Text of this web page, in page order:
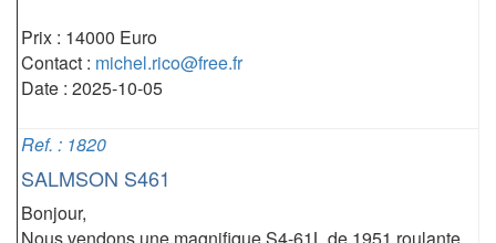
Prix : 14000 Euro
Contact : michel.rico@free.fr
Date : 2025-10-05
Ref. : 1820
SALMSON S461
Bonjour,